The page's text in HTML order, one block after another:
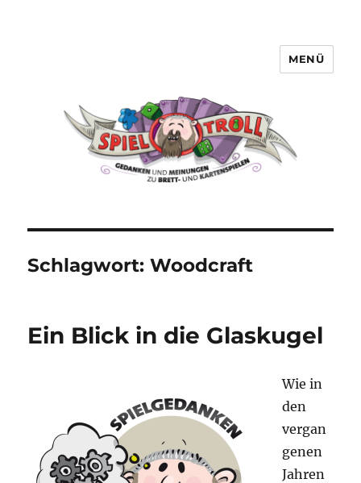
MENÜ
Schlagwort:Woodcraft
Ein Blick in die Glaskugel
Wie in
den
vergan
genen
Jahren